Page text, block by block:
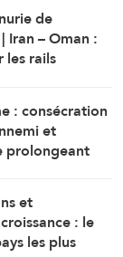
de
Iran – Oman :
les rails
: consécration
et
prolongeant
et
: le
les plus